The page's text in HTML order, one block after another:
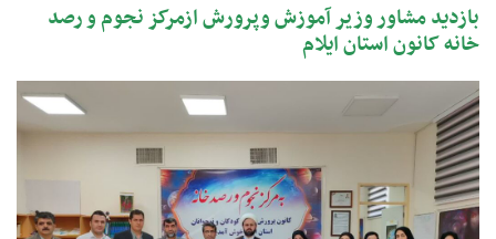
بازدید مشاور وزیر آموزش وپرورش ازمرکز نجوم و رصد
خانه کانون استان ایلام